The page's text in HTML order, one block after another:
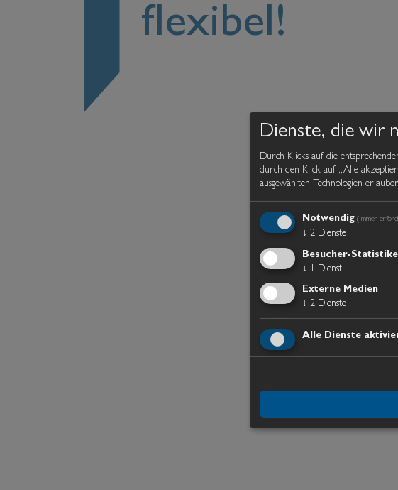
flexibel!
Dienste, die wir
Durch Klicks auf die
durch den Klick auf „Alle
ausgewählten Technologien
Notwendig (immer
↓ 2 Dienste
Besucher-
↓
Dienst
Externe Medien
↓ 2 Dienste
Alle Dienste